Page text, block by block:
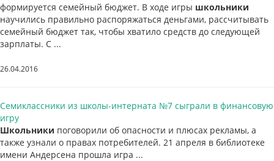
формируется семейный бюджет. В ходе игры школьники
научились правильно распоряжаться деньгами, рассчитывать
семейный бюджет так, чтобы хватило средств до следующей
зарплаты. С ...
26.04.2016
Семиклассники из школы-интерната №7 сыграли в финансовую
игру
Школьники поговорили об опасности и плюсах рекламы, а
также узнали о правах потребителей. 21 апреля в библиотеке
имени Андерсена прошла игра ...